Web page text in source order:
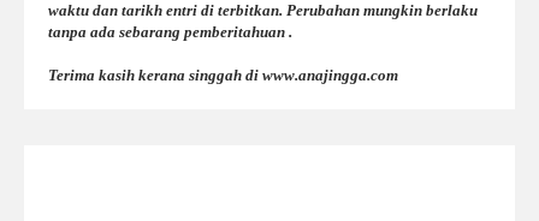
waktu dan tarikh entri di terbitkan. Perubahan mungkin berlaku
tanpa ada sebarang pemberitahuan .
Terima kasih kerana singgah di www.anajingga.com